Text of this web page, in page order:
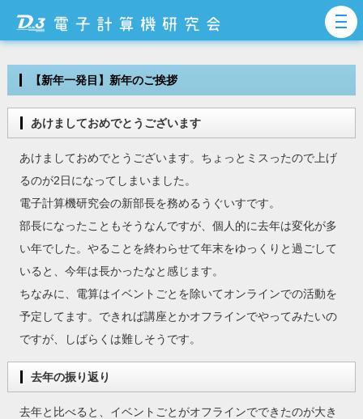
【新年一発目】新年のご挨拶
あけましておめでとうございます
あけましておめでとうございます。ちょっとミスったので上げ
るのが2日になってしまいました。
電子計算機研究会の新部長を務めるうぐいすです。
部長になったこともそうなんですが、個人的に去年は変化が多
い年でした。やることを終わらせて年末をゆっくりと過ごして
いると、今年は長かったなと感じます。
ちなみに、電算はイベントごとを除いてオンラインでの活動を
予定してます。できれば講座とかオフラインでやってみたいの
ですが、しばらくは難しそうです。
去年の振り返り
去年と比べると、イベントごとがオフラインでできたのが大き